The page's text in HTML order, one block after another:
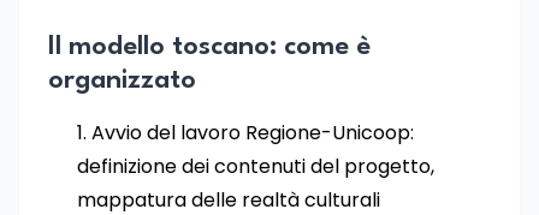
Il modello toscano: come è
organizzato
Avvio del lavoro Regione-Unicoop:
definizione dei contenuti del progetto,
mappatura delle realtà culturali